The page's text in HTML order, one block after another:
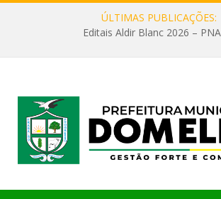
ÚLTIMAS PUBLICAÇÕES:
Editais Aldir Blanc 2026 –